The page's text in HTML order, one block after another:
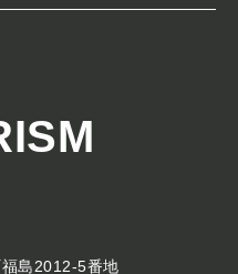
島2012-5番地